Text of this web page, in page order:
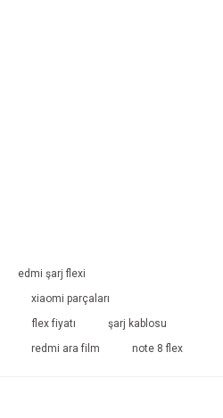
edmi şarj flexi
xiaomi parçaları
flex fiyatı
şarj kablosu
redmi ara film note 8 flex